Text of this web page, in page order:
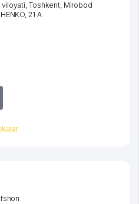
viloyati,Toshkent, Mirobod
, 21 А